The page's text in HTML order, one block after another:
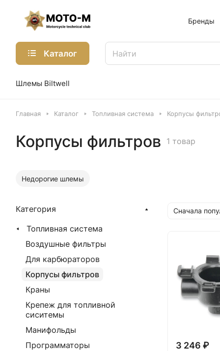
Бренды
Каталог
Шлемы Biltwell
Главная Каталог Топливная система Корпусы
Корпусы фильтров 1 товар
Недорогие шлемы
Сначала
3 246 ₽
Категория
Топливная система
Воздушные фильтры
Для карбюраторов
Корпусы фильтров
Краны
Крепеж для топливной
сиситемы
Манифольды
Программаторы